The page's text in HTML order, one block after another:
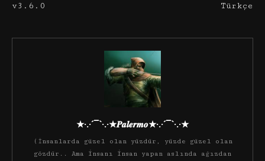
v3.6.0
Türkçe
★·.·´¯`·.·★𝑷𝒂𝒍𝒆𝒓𝒎𝒐★·.·´¯`·.·★
(İnsanlarda güzel olan yüzdür, yüzde güzel olan
gözdür.. Ama insanı insan yapan aslında ağızdan